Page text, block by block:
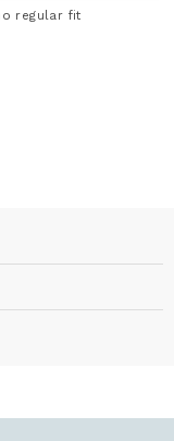
regular fit